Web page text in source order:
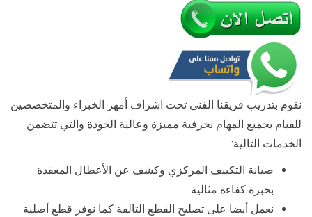
نقوم بتدريب فريقنا الفني تحت اشراف أمهر الخبراء والمتخصصين
للقيام بجميع المهام بحرفية مميزة وعالية الجودة والتي تتضمن
الخدمات التالية:
صيانة التكييف المركزي وكشف عن الأعطال المعقدة
بخبرة كفاءة مثالية
نعمل أيضا على تصليح القطع التالفة كما نوفر قطع أصلية